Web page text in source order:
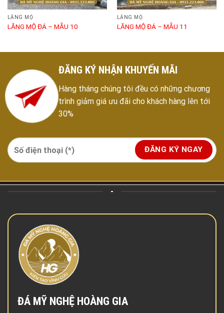
LĂNG MỘ
LĂNG MỘ ĐÁ – MẪU 10
LĂNG MỘ
LĂNG MỘ ĐÁ – MẪU 11
ĐĂNG KÝ NHẬN KHUYẾN MÃI
Hàng tháng chúng tôi đều có những chương
trình giảm giá ưu đãi cho khách hàng lên tới
30%
-
ĐÁ MỸ NGHỆ HOÀNG GIA